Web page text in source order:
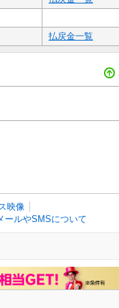
払戻金一覧
映像
ールやSMSについて